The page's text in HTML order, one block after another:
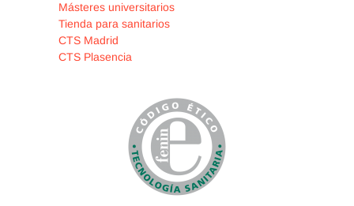
Másteres universitarios
Tienda para sanitarios
CTS Madrid
CTS Plasencia